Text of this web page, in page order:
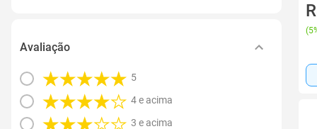
Avaliação
5
4 e acima
3 e acima
(